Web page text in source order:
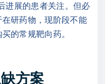
进展的患者关注。但必
研药物，现阶段不能
的常规靶向药。
方案